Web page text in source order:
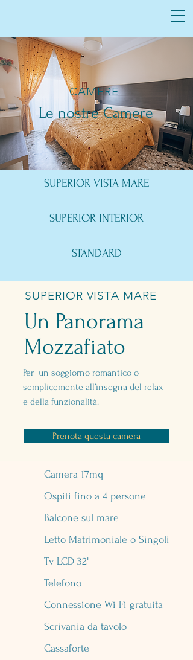
CAMERE
Le nostre Camere
SUPERIOR VISTA MARE
SUPERIOR INTERIOR
STANDARD
SUPERIOR VISTA MARE
Un Panorama
Mozzafiato
Per un soggiorno romantico o
semplicemente all’insegna del relax
e della funzionalità.
Prenota questa camera
Camera 17mq
Ospiti fino a 4 persone
Balcone sul mare
Letto Matrimoniale o Singoli
Tv LCD 32"
Telefono
Connessione Wi Fi gratuita
Scrivania da tavolo
Cassaforte